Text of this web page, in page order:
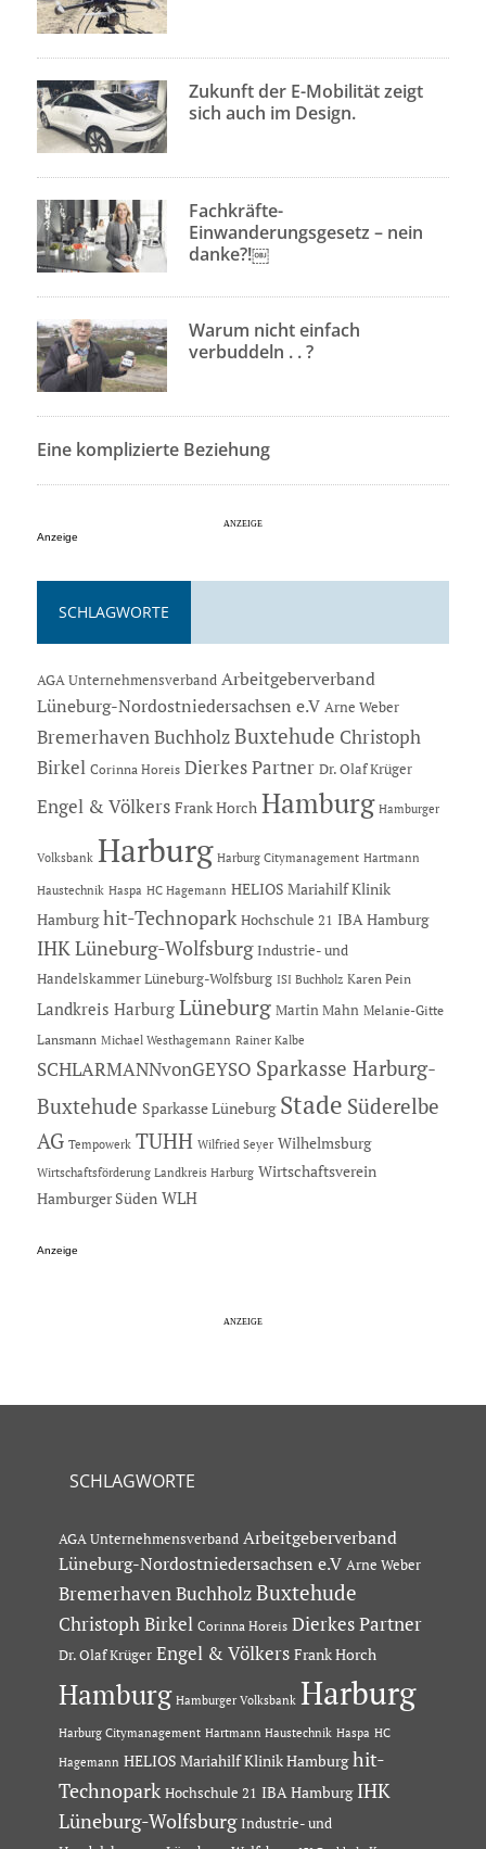
Zukunft der E-Mobilität zeigt
sich auch im Design.
Fachkräfte-
Einwanderungsgesetz – nein
danke?!￼
Warum nicht einfach
verbuddeln . . ?
Eine komplizierte Beziehung
Anzeige
SCHLAGWORTE
AGA Unternehmensverband Arbeitgeberverband
Lüneburg-Nordostniedersachsen e.V Arne Weber
Bremerhaven Buchholz Buxtehude Christoph
Birkel Corinna Horeis Dierkes Partner Dr. Olaf Krüger
Engel & Völkers Frank Horch Hamburg Hamburger
Volksbank Harburg Harburg Citymanagement Hartmann
Haustechnik Haspa HC Hagemann HELIOS Mariahilf Klinik
Hamburg hit-Technopark Hochschule 21 IBA Hamburg
IHK Lüneburg-Wolfsburg Industrie- und
Handelskammer Lüneburg-Wolfsburg ISI Buchholz Karen Pein
Landkreis Harburg Lüneburg Martin Mahn Melanie-Gitte
Lansmann Michael Westhagemann Rainer Kalbe
SCHLARMANNvonGEYSO Sparkasse Harburg-
Buxtehude Sparkasse Lüneburg Stade Süderelbe
AG Tempowerk TUHH Wilfried Seyer Wilhelmsburg
Wirtschaftsförderung Landkreis Harburg Wirtschaftsverein
Hamburger Süden WLH
Anzeige
SCHLAGWORTE
AGA Unternehmensverband Arbeitgeberverband
Lüneburg-Nordostniedersachsen e.V Arne Weber
Bremerhaven Buchholz Buxtehude
Christoph Birkel Corinna Horeis Dierkes Partner
Dr. Olaf Krüger Engel & Völkers Frank Horch
Hamburg Hamburger Volksbank Harburg
Harburg Citymanagement Hartmann Haustechnik Haspa HC
Hagemann HELIOS Mariahilf Klinik Hamburg hit-
Technopark Hochschule 21 IBA Hamburg IHK
Lüneburg-Wolfsburg Industrie- und